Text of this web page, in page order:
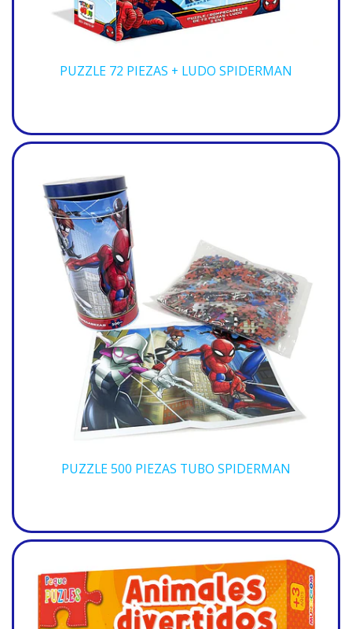
PUZZLE 72 PIEZAS + LUDO SPIDERMAN
PUZZLE 500 PIEZAS TUBO SPIDERMAN